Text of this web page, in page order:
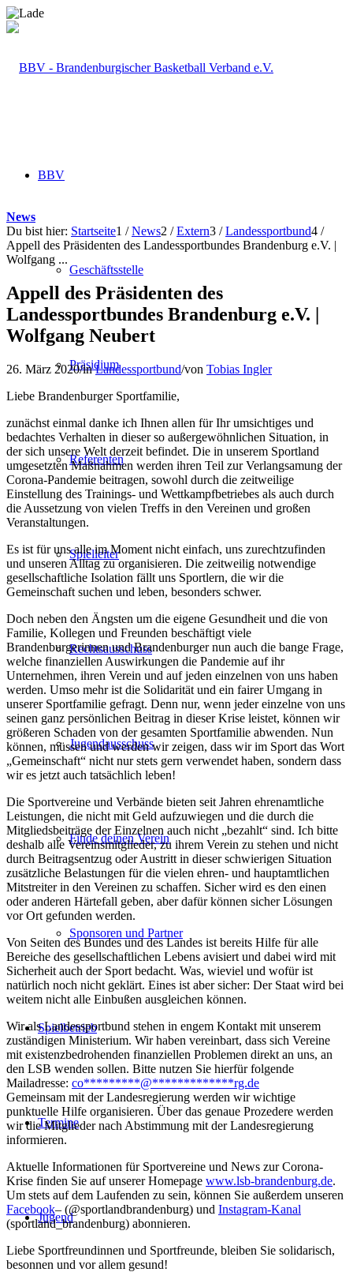
BBV
Geschäftsstelle
Präsidium
Referenten
Spielleiter
Rechtsausschuss
Jugendausschuss
Finde deinen Verein
Sponsoren und Partner
Spielbetrieb
Termine
Jugend
News
Du bist hier: Startseite1 / News2 / Extern3 / Landessportbund4 /
Appell des Präsidenten des Landessportbundes Brandenburg e.V. |
Wolfgang ...
Appell des Präsidenten des
Landessportbundes Brandenburg e.V. |
Wolfgang Neubert
26. März 2020/inLandessportbund/von Tobias Ingler
Liebe Brandenburger Sportfamilie,
zunächst einmal danke ich Ihnen allen für Ihr umsichtiges und
bedachtes Verhalten in dieser so außergewöhnlichen Situation, in
der sich unsere Welt derzeit befindet. Die in unserem Sportland
umgesetzten Maßnahmen werden ihren Teil zur Verlangsamung der
Corona-Pandemie beitragen, sowohl durch die zeitweilige
Einstellung des Trainings- und Wettkampfbetriebes als auch durch
die Aussetzung von vielen Treffs in den Vereinen und großen
Veranstaltungen.
Es ist für uns alle im Moment nicht einfach, uns zurechtzufinden
und unseren Alltag zu organisieren. Die zeitweilig notwendige
gesellschaftliche Isolation fällt uns Sportlern, die wir die
Gemeinschaft suchen und leben, besonders schwer.
Doch neben den Ängsten um die eigene Gesundheit und die von
Familie, Kollegen und Freunden beschäftigt viele
Brandenburgerinnen und Brandenburger nun auch die bange Frage,
welche finanziellen Auswirkungen die Pandemie auf ihr
Unternehmen, ihren Verein und auf jeden einzelnen von uns haben
werden. Umso mehr ist die Solidarität und ein fairer Umgang in
unserer Sportfamilie gefragt. Denn nur, wenn jeder einzelne von uns
seinen ganz persönlichen Beitrag in dieser Krise leistet, können wir
größeren Schaden von der gesamten Sportfamilie abwenden. Nun
können, müssen und werden wir zeigen, dass wir im Sport das Wort
„Gemeinschaft“ nicht nur stets gern verwendet haben, sondern dass
wir es jetzt auch tatsächlich leben!
Die Sportvereine und Verbände bieten seit Jahren ehrenamtliche
Leistungen, die nicht mit Geld aufzuwiegen und die durch die
Mitgliedsbeiträge der Einzelnen auch nicht „bezahlt“ sind. Ich bitte
deshalb alle Vereinsmitglieder, zu ihrem Verein zu stehen und nicht
durch Beitragsentzug oder Austritt in dieser schwierigen Situation
zusätzliche Belastungen für die vielen ehren- und hauptamtlichen
Mitstreiter in den Vereinen zu schaffen. Sicher wird es den einen
oder anderen Härtefall geben, aber dafür können sicher Lösungen
vor Ort gefunden werden.
Von Seiten des Bundes und des Landes ist bereits Hilfe für alle
Bereiche des gesellschaftlichen Lebens avisiert und dabei wird mit
Sicherheit auch der Sport bedacht. Was, wieviel und wofür ist
natürlich noch nicht geklärt. Eines ist aber sicher: Der Staat wird bei
weitem nicht alle Einbußen ausgleichen können.
Wir als Landessportbund stehen in engem Kontakt mit unserem
zuständigen Ministerium. Wir haben vereinbart, dass sich Vereine
mit existenzbedrohenden finanziellen Problemen direkt an uns, an
den LSB wenden sollen. Bitte nutzen Sie hierfür folgende
Mailadresse: co*********@*************rg.de
Gemeinsam mit der Landesregierung werden wir wichtige
punktuelle Hilfe organisieren. Über das genaue Prozedere werden
wir die Mitglieder nach Abstimmung mit der Landesregierung
informieren.
Aktuelle Informationen für Sportvereine und News zur Corona-
Krise finden Sie auf unserer Homepage www.lsb-brandenburg.de.
Um stets auf dem Laufenden zu sein, können Sie außerdem unseren
Facebook– (@sportlandbrandenburg) und Instagram-Kanal
(sportland_brandenburg) abonnieren.
Liebe Sportfreundinnen und Sportfreunde, bleiben Sie solidarisch,
besonnen und vor allem gesund!